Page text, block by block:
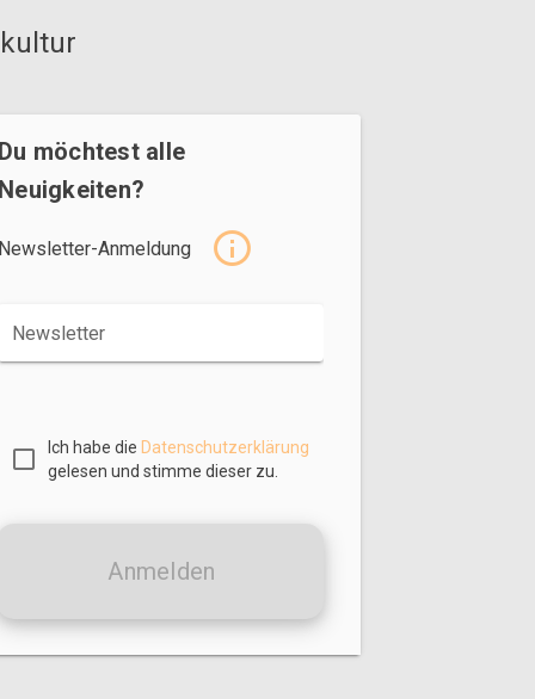
möchtest alle
Anmeldung
Newsletter
Ich habe die Datenschutzerklärung
gelesen und stimme dieser zu.
Anmelden